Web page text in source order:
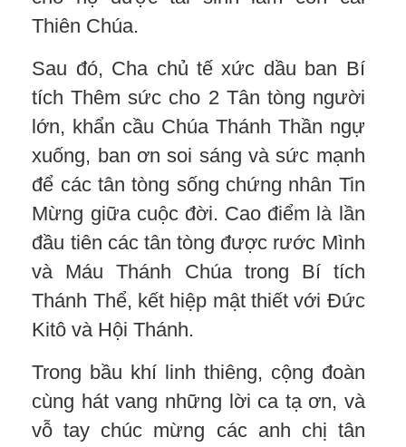
Thiên Chúa.
Sau đó, Cha chủ tế xức dầu ban Bí
tích Thêm sức cho 2 Tân tòng người
lớn, khẩn cầu Chúa Thánh Thần ngự
xuống, ban ơn soi sáng và sức mạnh
để các tân tòng sống chứng nhân Tin
Mừng giữa cuộc đời. Cao điểm là lần
đầu tiên các tân tòng được rước Mình
và Máu Thánh Chúa trong Bí tích
Thánh Thể, kết hiệp mật thiết với Đức
Kitô và Hội Thánh.
Trong bầu khí linh thiêng, cộng đoàn
cùng hát vang những lời ca tạ ơn, và
vỗ tay chúc mừng các anh chị tân